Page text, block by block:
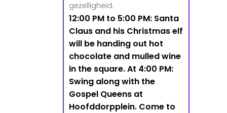
gezelligheid.
12:00 PM to 5:00 PM: Santa
Claus and his Christmas elf
will be handing out hot
chocolate and mulled wine
in the square. At 4:00 PM:
Swing along with the
Gospel Queens at
Hoofddorpplein. Come to